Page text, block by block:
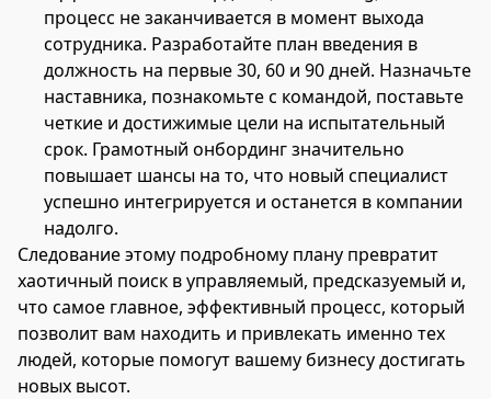
процесс не заканчивается в момент выхода
сотрудника. Разработайте план введения в
должность на первые 30, 60 и 90 дней. Назначьте
наставника, познакомьте с командой, поставьте
четкие и достижимые цели на испытательный
срок. Грамотный онбординг значительно
повышает шансы на то, что новый специалист
успешно интегрируется и останется в компании
надолго.
Следование этому подробному плану превратит
хаотичный поиск в управляемый, предсказуемый и,
что самое главное, эффективный процесс, который
позволит вам находить и привлекать именно тех
людей, которые помогут вашему бизнесу достигать
новых высот.